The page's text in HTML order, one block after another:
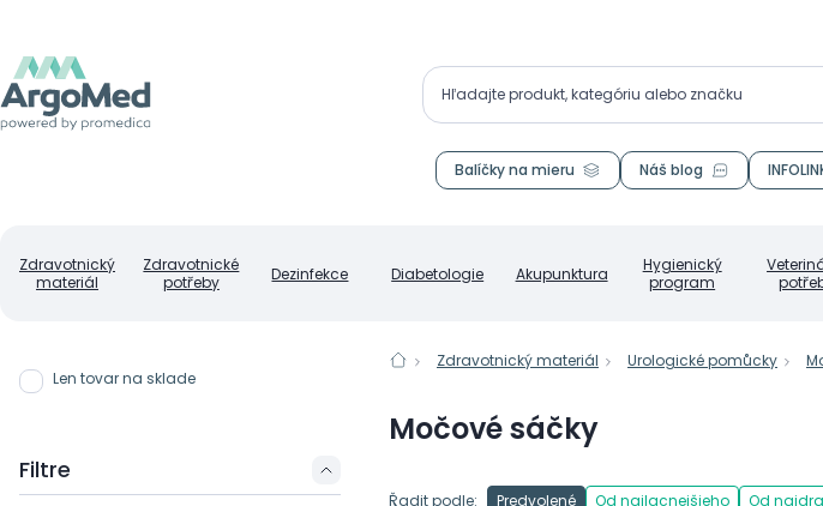
Zdravotnický
materiál
Zdravotnické
potřeby
Dezinfekce Diabetologie Akupunktura
Hygienický
program
Balíčky na mieru Náš blog
Len tovar na sklade
Filtre
Zdravotnický materiál Urologické pomůcky
Močové sáčky
Řadit podle: Predvolené Od najlacnejšieho Od